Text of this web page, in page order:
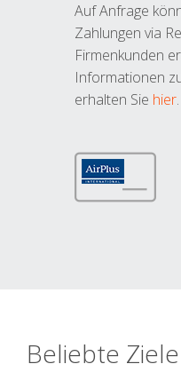
Auf Anfrage
Zahlungen via
Firmenkunden
Informationen
erhalten Sie hier.
Beliebte